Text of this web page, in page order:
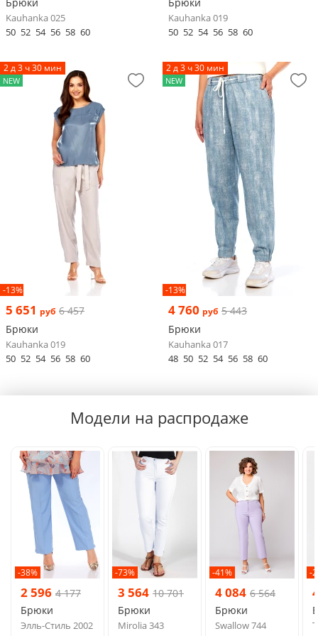
Kauhanka 025
50 52 54 56 58 60
Kauhanka 019
50 52 54 56 58 60
2 д 3 ч 30 мин
NEW
-13%
5 651 руб 6 457
Брюки
Kauhanka 019
50 52 54 56 58 60
2 д 3 ч 30 мин
NEW
-13%
4 760 руб 5 443
Брюки
Kauhanka 017
48 50 52 54 56 58 60
Модели на распродаже
-38%
2 596 4 177
Брюки
Элль-Стиль 2002
-73%
3 564 10 701
Брюки
Mirolia 343
-41%
4 084 6 564
Брюки
Swallow 744
-